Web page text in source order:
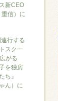
新CEO
信）に
行する
スクー
がる
を独房
ち』
ん）に